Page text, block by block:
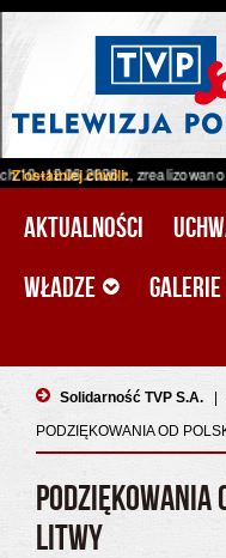
Z ostatniej chwili:
r., zrealizowano szkolenie
Aktualności
Władze
Galerie
Solidarność TVP S.A.
PODZIĘKOWANIA OD
PODZIĘKOWANIA
LITWY